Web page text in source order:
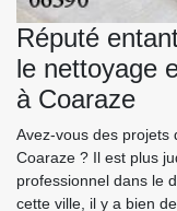
Réputé
le nettoyage
à Coaraze
Avez-vous des projets
Coaraze ? Il est plus
professionnel dans le
cette ville, il y a bien